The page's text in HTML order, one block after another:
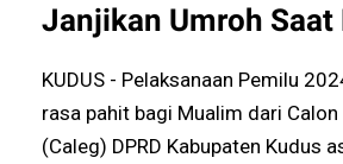
Janjikan Umroh Saat
KUDUS - Pelaksanaan Pemilu
rasa pahit bagi Mualim dari
(Caleg) DPRD Kabupaten Kudus